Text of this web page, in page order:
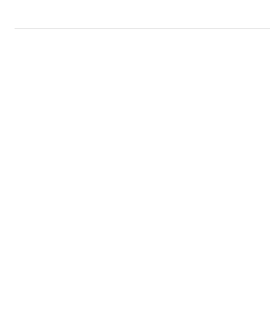
PÓLITICA ES GENIAL TODAVIA